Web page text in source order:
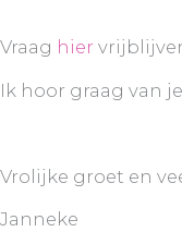
Vraag hier
Ik hoor graag van je.
Vrolijke groet en
Janneke